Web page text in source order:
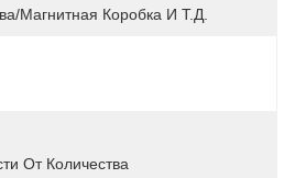
магнитная Коробка И Т.д.
От Количества